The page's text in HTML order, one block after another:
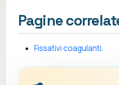
Pagine
Fissativi coagulanti.